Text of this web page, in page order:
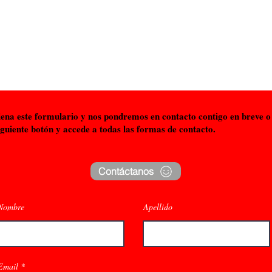
© 2023 para Exhibición de autos. Creado con
este formulario y nos pondremos en contacto contigo en breve
botón y accede a todas las formas de contacto.
Contáctanos
Apellido